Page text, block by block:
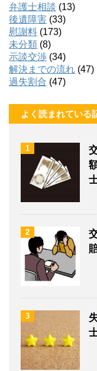
弁護士相談 (13)
後遺障害 (33)
慰謝料 (173)
未分類 (8)
示談交渉 (34)
解決までの流れ (47)
過失割合 (47)
よく読まれている
1
2
3